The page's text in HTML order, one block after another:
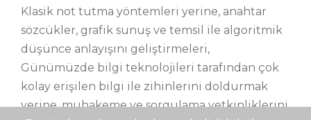
Klasik not tutma yöntemleri yerine, anahtar
sözcükler, grafik sunuş ve temsil ile algoritmik
düşünce anlayışını geliştirmeleri,
Günümüzde bilgi teknolojileri tarafından çok
kolay erişilen bilgi ile zihinlerini doldurmak
yerine, muhakeme ve sorgulama yetkinliklerini